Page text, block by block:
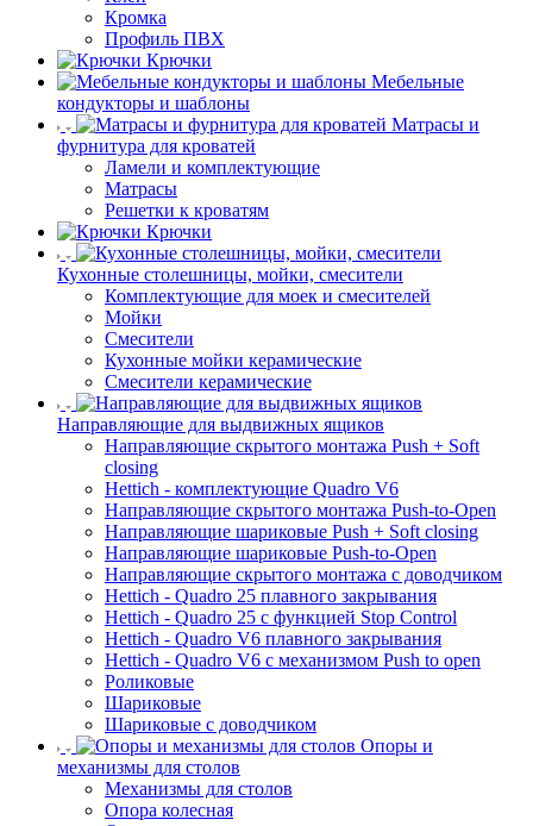
Кромка
Профиль ПВХ
Крючки
Мебельные
кондукторы и шаблоны
Матрасы и
фурнитура для кроватей
Ламели и комплектующие
Матрасы
Решетки к кроватям
Крючки
Кухонные столешницы, мойки, смесители
Комплектующие для моек и смесителей
Мойки
Смесители
Кухонные мойки керамические
Смесители керамические
Направляющие для выдвижных ящиков
Направляющие скрытого монтажа Push + Soft
closing
Hettich - комплектующие Quadro V6
Направляющие скрытого монтажа Push-to-Open
Направляющие шариковые Push + Soft closing
Направляющие шариковые Push-to-Open
Направляющие скрытого монтажа с доводчиком
Hettich - Quadro 25 плавного закрывания
Hettich - Quadro 25 с функцией Stop Control
Hettich - Quadro V6 плавного закрывания
Hettich - Quadro V6 с механизмом Push to open
Роликовые
Шариковые
Шариковые с доводчиком
Опоры и
механизмы для столов
Механизмы для столов
Опора колесная